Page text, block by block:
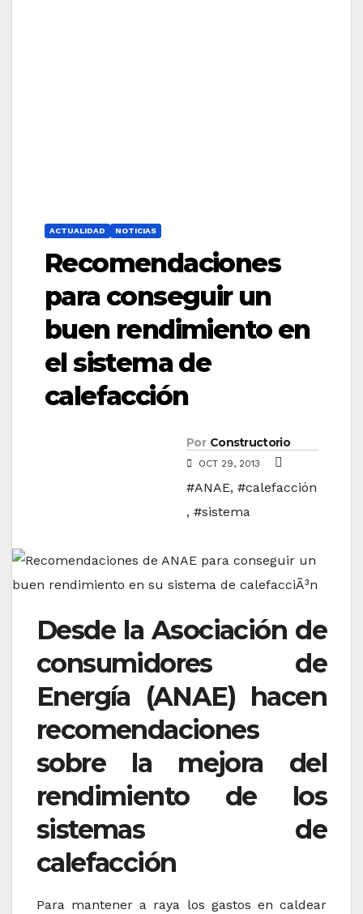
ACTUALIDAD NOTICIAS
Recomendaciones
para conseguir un
buen rendimiento en
el sistema de
calefacción
Por Constructorio
OCT 29, 2013
#ANAE, #calefacción
, #sistema
Desde la Asociación de
consumidores de
Energía (ANAE) hacen
recomendaciones
sobre la mejora del
rendimiento de los
sistemas de
calefacción
Para mantener a raya los gastos en caldear